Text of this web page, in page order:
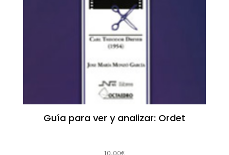
Guía para ver y analizar: Ordet
10,00€